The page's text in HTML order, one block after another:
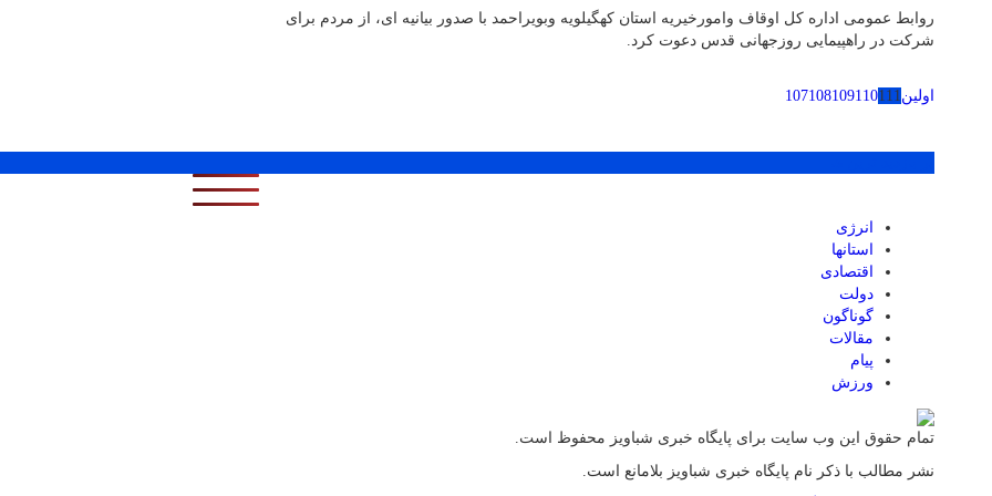
روابط عمومی اداره کل اوقاف وامورخیریه استان کهگیلویه وبویراحمد با صدور بیانیه ای، از مردم برای
شرکت در راهپیمایی روزجهانی قدس دعوت کرد.
اولین 107108109110111
انرژی
استانها
اقتصادی
دولت
گوناگون
مقالات
پیام
ورزش
تمام حقوق این وب سایت برای پایگاه خبری شباویز محفوظ است.
نشر مطالب با ذکر نام پایگاه خبری شباویز بلامانع است.